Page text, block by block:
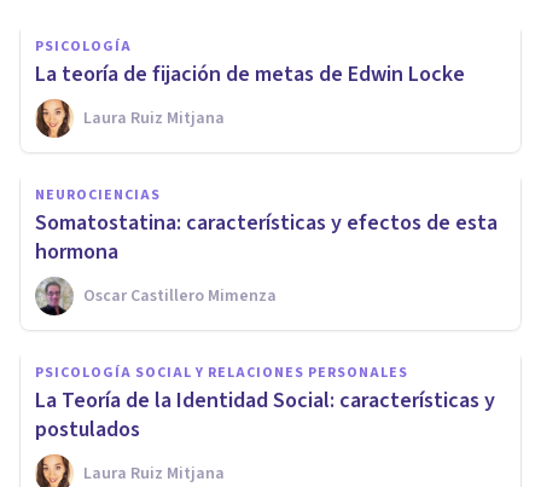
PSICOLOGÍA
La teoría de fijación de metas de Edwin Locke
Laura Ruiz Mitjana
NEUROCIENCIAS
Somatostatina: características y efectos de esta
hormona
Oscar Castillero Mimenza
PSICOLOGÍA SOCIAL Y RELACIONES PERSONALES
La Teoría de la Identidad Social: características y
postulados
Laura Ruiz Mitjana